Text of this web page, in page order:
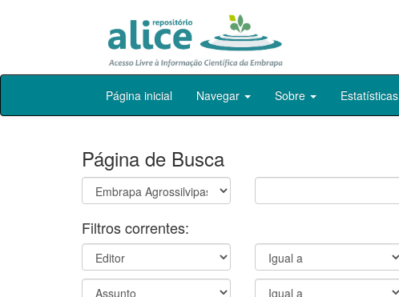
Skip
Página inicial Navegar Sobre Estatísticas
Página de Busca
Filtros correntes: